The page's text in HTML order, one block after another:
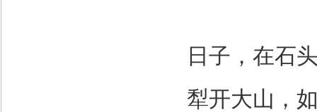
日子，在石
犁开大山，